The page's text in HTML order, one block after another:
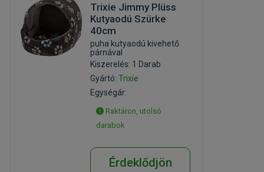
Trixie Jimmy Plüss
Kutyaodú Szürke
40cm
puha kutyaodú kivehető
párnával
Kiszerelés: 1 Darab
Gyártó:Trixie
Egységár:
Raktáron, utolsó
darabok
Érdeklődjön